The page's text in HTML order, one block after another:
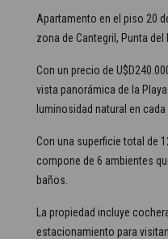
Apartamento en el piso 20
zona de Cantegril, Punta del
Con un precio de
vista panorámica de la
luminosidad natural en cada
Con una superficie total de
compone de 6 ambientes
baños.
La propiedad incluye
estacionamiento para